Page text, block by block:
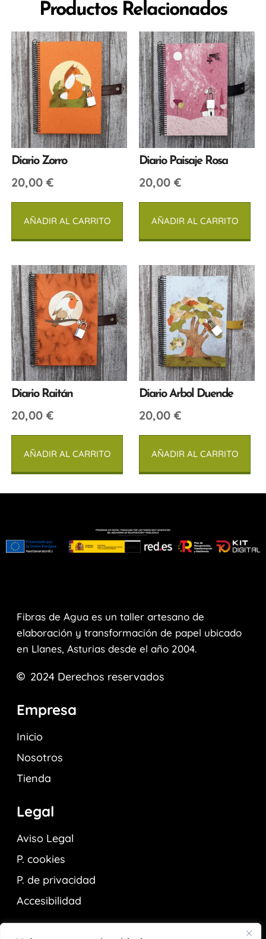
Productos Relacionados
Diario Zorro
20,00 €
AÑADIR AL CARRITO
Diario Paisaje Rosa
20,00 €
AÑADIR AL CARRITO
Diario Raitán
20,00 €
AÑADIR AL CARRITO
Diario Arbol Duende
20,00 €
AÑADIR AL CARRITO
Fibras de Agua es un taller artesano de
elaboración y transformación de papel ubicado
en Llanes, Asturias desde el año 2004.
2024 Derechos reservados
Empresa
Inicio
Nosotros
Tienda
Legal
Aviso Legal
P. cookies
P. de privacidad
Accesibilidad
Contactar